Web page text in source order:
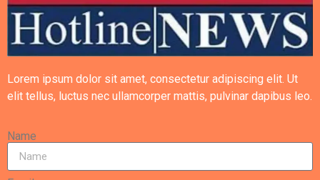
Lorem ipsum dolor sit amet, consectetur adipiscing elit. Ut
elit tellus, luctus nec ullamcorper mattis, pulvinar dapibus leo.
Name